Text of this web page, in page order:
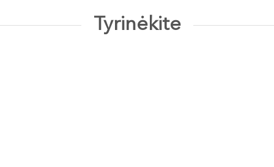
Tyrinėkite